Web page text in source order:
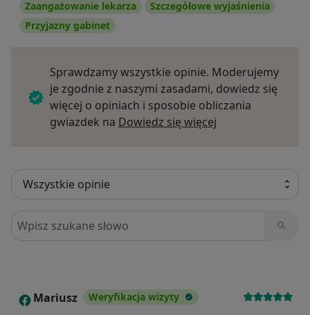
Zaangażowanie lekarza
Szczegółowe wyjaśnienia
Przyjazny gabinet
Sprawdzamy wszystkie opinie. Moderujemy
je zgodnie z naszymi zasadami, dowiedz się
więcej o opiniach i sposobie obliczania
gwiazdek na Dowiedz się więcej
Szukaj w opiniach
M Mariusz Weryfikacja wizyty